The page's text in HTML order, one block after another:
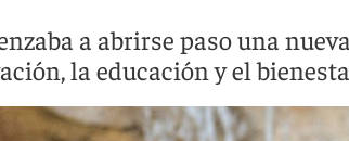
a abrirse paso una
la educación y el